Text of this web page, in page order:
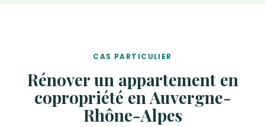
CAS PARTICULIER
Rénover un appartement en
copropriété en Auvergne-
Rhône-Alpes